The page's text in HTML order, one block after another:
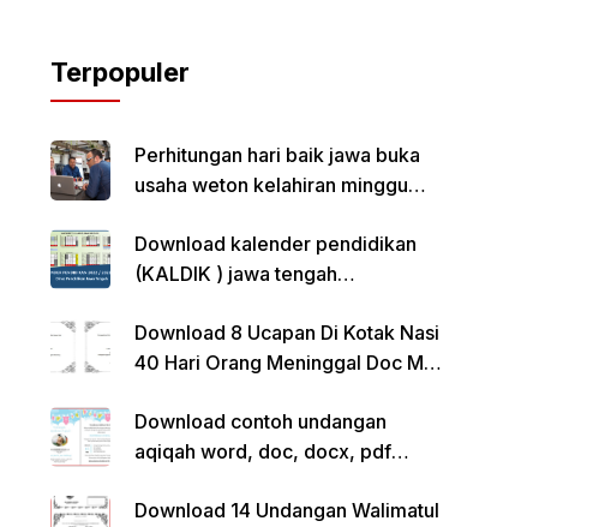
Terpopuler
Perhitungan hari baik jawa buka
usaha weton kelahiran minggu
Download kalender pendidikan
(KALDIK ) jawa tengah
Download 8 Ucapan Di Kotak Nasi
40 Hari Orang Meninggal Doc Ms.
Download contoh undangan
aqiqah word, doc, docx, pdf
Download 14 Undangan Walimatul